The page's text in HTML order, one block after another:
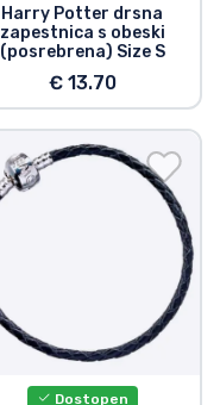
Harry Potter drsna
zapestnica s obeski
(posrebrena) Size S
€ 13.70
Dostopen